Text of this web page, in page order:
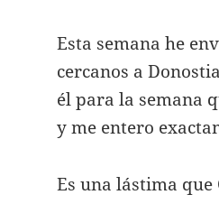
Esta semana he
cercanos a
él para la semana
y me entero
Es una lástima que